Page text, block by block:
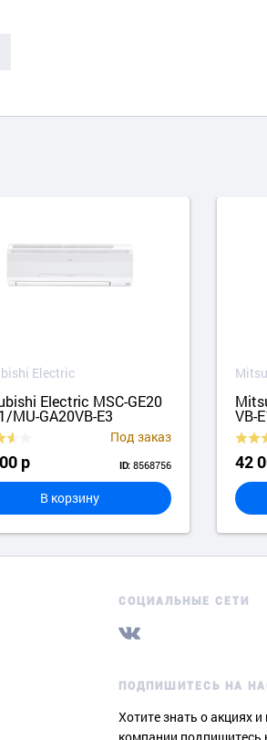
Electric
Electric MSC-GE20
MU-GA20VB-E3
Под заказ
р ID: 8568756
В корзину
VB-
42
СОЦИАЛЬНЫЕ СЕТИ
ПОДПИШИТЕСЬ НА
Хотите знать о акциях